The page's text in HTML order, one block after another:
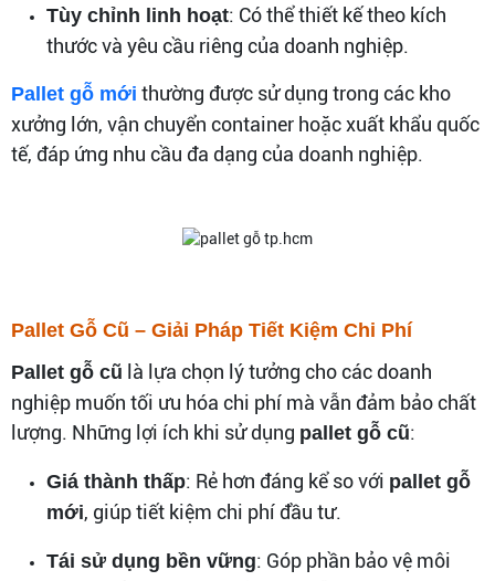
Tùy chỉnh linh hoạt: Có thể thiết kế theo kích
thước và yêu cầu riêng của doanh nghiệp.
Pallet gỗ mới thường được sử dụng trong các kho
xưởng lớn, vận chuyển container hoặc xuất khẩu quốc
tế, đáp ứng nhu cầu đa dạng của doanh nghiệp.
Pallet Gỗ Cũ – Giải Pháp Tiết Kiệm Chi Phí
Pallet gỗ cũ là lựa chọn lý tưởng cho các doanh
nghiệp muốn tối ưu hóa chi phí mà vẫn đảm bảo chất
lượng. Những lợi ích khi sử dụng pallet gỗ cũ:
Giá thành thấp: Rẻ hơn đáng kể so với pallet gỗ
mới, giúp tiết kiệm chi phí đầu tư.
Tái sử dụng bền vững: Góp phần bảo vệ môi